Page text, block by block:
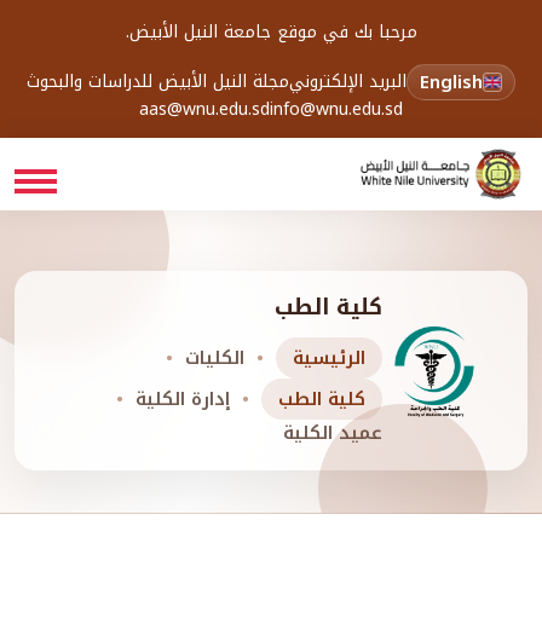
مرحبا بك في موقع جامعة النيل الأبيض.
English البريد الإلكترونيمجلة النيل الأبيض للدراسات والبحوث
info@wnu.edu.sd
aas@wnu.edu.sd
كلية الطب
الرئيسية
الكليات
كلية الطب
إدارة الكلية
عميد الكلية